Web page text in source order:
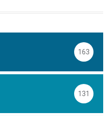
163
131